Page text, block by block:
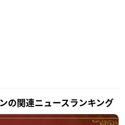
の関連ニュースランキング